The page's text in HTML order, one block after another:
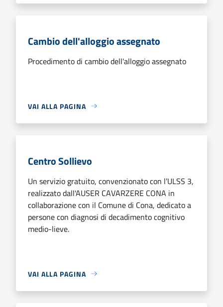
Cambio dell'alloggio assegnato
Procedimento di cambio dell'alloggio assegnato
VAI ALLA PAGINA
Centro Sollievo
Un servizio gratuito, convenzionato con l’ULSS 3,
realizzato dall'AUSER CAVARZERE CONA in
collaborazione con il Comune di Cona, dedicato a
persone con diagnosi di decadimento cognitivo
medio-lieve.
VAI ALLA PAGINA